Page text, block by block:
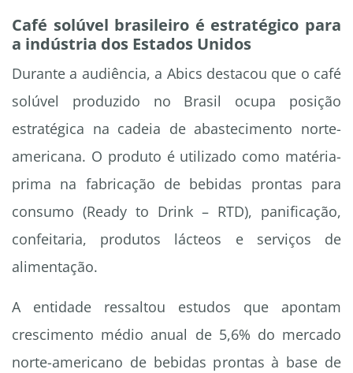
Café solúvel brasileiro é estratégico para
a indústria dos Estados Unidos
Durante a audiência, a Abics destacou que o café
solúvel produzido no Brasil ocupa posição
estratégica na cadeia de abastecimento norte-
americana. O produto é utilizado como matéria-
prima na fabricação de bebidas prontas para
consumo (Ready to Drink – RTD), panificação,
confeitaria, produtos lácteos e serviços de
alimentação.
A entidade ressaltou estudos que apontam
crescimento médio anual de 5,6% do mercado
norte-americano de bebidas prontas à base de